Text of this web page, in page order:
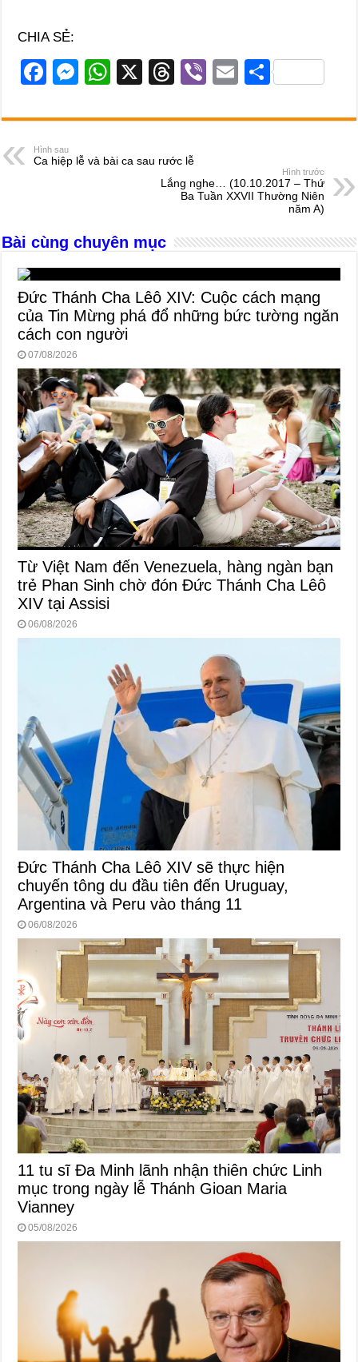
CHIA SẺ:
F
c
e
b
k
M
ss
e
n
W
at
A
X
T
e
a
d
s
Vi
er
E
ail
S
ar
Hình sau
Ca hiệp lễ và bài ca sau rước lễ
Hình trước
Lắng nghe… (10.10.2017 – Thứ
Ba Tuần XXVII Thường Niên
năm A)
Bài cùng chuyên mục
Đức Thánh Cha Lêô XIV: Cuộc cách mạng
của Tin Mừng phá đổ những bức tường ngăn
cách con người
07/08/2026
Từ Việt Nam đến Venezuela, hàng ngàn bạn
trẻ Phan Sinh chờ đón Đức Thánh Cha Lêô
XIV tại Assisi
06/08/2026
Đức Thánh Cha Lêô XIV sẽ thực hiện
chuyến tông du đầu tiên đến Uruguay,
Argentina và Peru vào tháng 11
06/08/2026
11 tu sĩ Đa Minh lãnh nhận thiên chức Linh
mục trong ngày lễ Thánh Gioan Maria
Vianney
05/08/2026